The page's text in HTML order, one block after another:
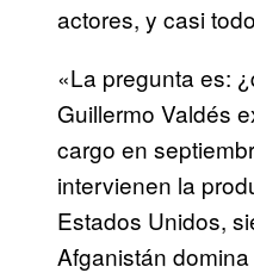
actores, y casi
«La pregunta es:
Guillermo Valdés
cargo en
intervienen la
Estados Unidos,
Afganistán